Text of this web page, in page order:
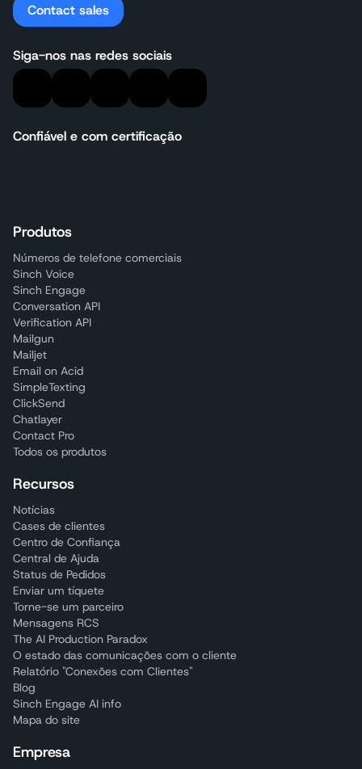
Contact sales
Siga-nos nas redes sociais
Confiável e com certificação
Produtos
Números de telefone comerciais
Sinch Voice
Sinch Engage
Conversation API
Verification API
Mailgun
Mailjet
Email on Acid
SimpleTexting
ClickSend
Chatlayer
Contact Pro
Todos os produtos
Recursos
Notícias
Cases de clientes
Centro de Confiança
Central de Ajuda
Status de Pedidos
Enviar um tíquete
Torne-se um parceiro
Mensagens RCS
The AI Production Paradox
O estado das comunicações com o cliente
Relatório "Conexões com Clientes"
Blog
Sinch Engage AI info
Mapa do site
Empresa